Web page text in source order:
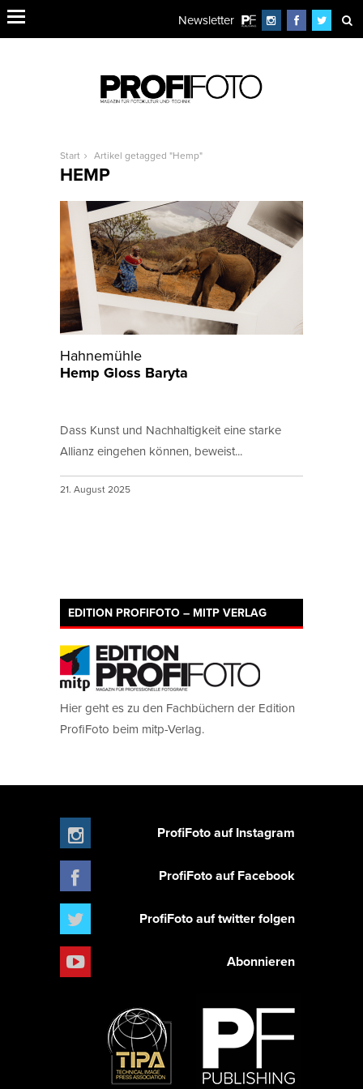
Newsletter
Start Artikel getagged "Hemp"
HEMP
Hahnemühle
Hemp Gloss Baryta
Dass Kunst und Nachhaltigkeit eine starke
Allianz eingehen können, beweist...
21. August 2025
EDITION PROFIFOTO – MITP VERLAG
Hier geht es zu den Fachbüchern der Edition
ProfiFoto beim mitp-Verlag.
ProfiFoto auf Instagram
ProfiFoto auf Facebook
ProfiFoto auf twitter folgen
Abonnieren